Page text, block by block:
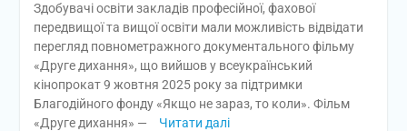
Здобувачі освіти закладів професійної, фахової
передвищої та вищої освіти мали можливість відвідати
перегляд повнометражного документального фільму
«Друге дихання», що вийшов у всеукраїнський
кінопрокат 9 жовтня 2025 року за підтримки
Благодійного фонду «Якщо не зараз, то коли». Фільм
«Друге дихання» —
Читати далі